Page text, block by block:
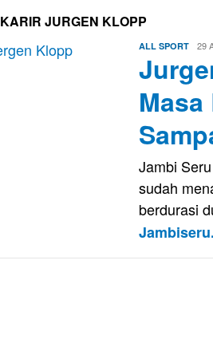
KARIR JURGEN KLOPP
ALL SPORT Eri29
Jambi
sudah
berdurasi